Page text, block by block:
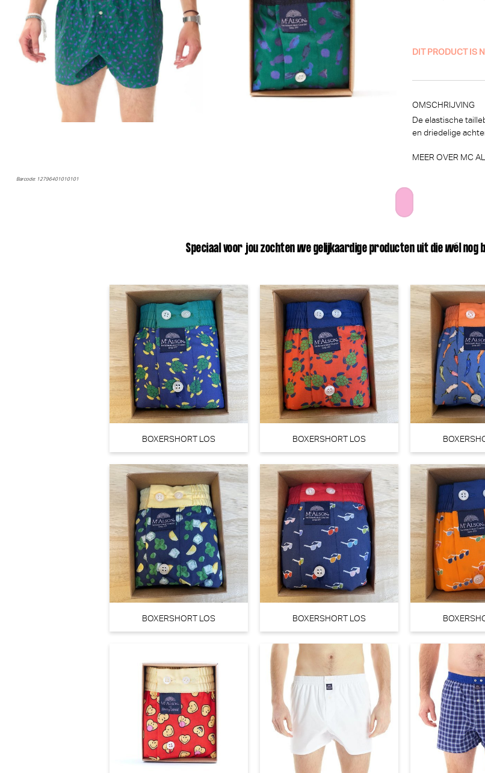
Marie Jo Avero Voorgevormde BH - BH Hartvorm
30% korting
€99,90 69,93
PrimaDonna Twist Mocuto Hotpants (Italian Acai) PrimaDonna Salerno String - Luxestring (Evening Red)
PrimaDonna
€ 45,90
DIT PRODUCT IS
OMSCHRIJVING
De elastische
en driedelige
MEER OVER MC
Barcode: 12796401010101
Speciaal voor jou zochten we gelijkaardige producten uit die wél nog
BOXERSHORT LOS BOXERSHORT LOS
BOXERSHORT LOS BOXERSHORT LOS